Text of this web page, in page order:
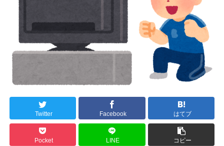
Twitter Facebook はてブ
Pocket LINE コピー